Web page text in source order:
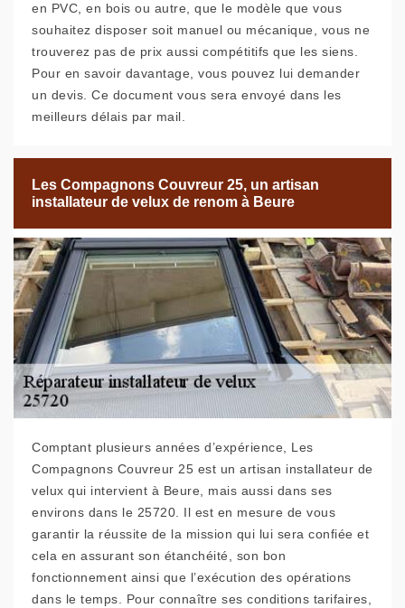
en PVC, en bois ou autre, que le modèle que vous
souhaitez disposer soit manuel ou mécanique, vous ne
trouverez pas de prix aussi compétitifs que les siens.
Pour en savoir davantage, vous pouvez lui demander
un devis. Ce document vous sera envoyé dans les
meilleurs délais par mail.
Les Compagnons Couvreur 25, un artisan
installateur de velux de renom à Beure
Comptant plusieurs années d’expérience, Les
Compagnons Couvreur 25 est un artisan installateur de
velux qui intervient à Beure, mais aussi dans ses
environs dans le 25720. Il est en mesure de vous
garantir la réussite de la mission qui lui sera confiée et
cela en assurant son étanchéité, son bon
fonctionnement ainsi que l’exécution des opérations
dans le temps. Pour connaître ses conditions tarifaires,